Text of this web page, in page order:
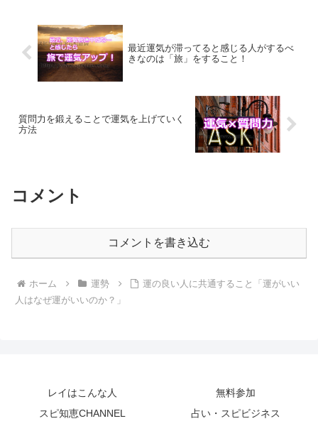
最近運気が滞ってると感じる人がするべ
きなのは「旅」をすること！
質問力を鍛えることで運気を上げていく
方法
コメント
コメントを書き込む
ホーム 運勢
運の良い人に共通すること「運がいい
人はなぜ運がいいのか？」
レイはこんな人
無料参加
スピ知恵CHANNEL
占い・スピビジネス